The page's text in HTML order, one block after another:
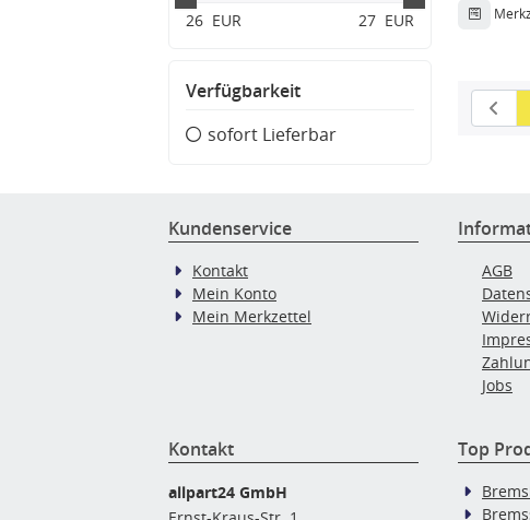
26 EUR 27 EUR
Verfügbarkeit
sofort Lieferbar
Kundenservice
Kontakt
Mein Konto
Mein Merkzettel
AGB
Jobs
Kontakt
allpart24 GmbH
Top